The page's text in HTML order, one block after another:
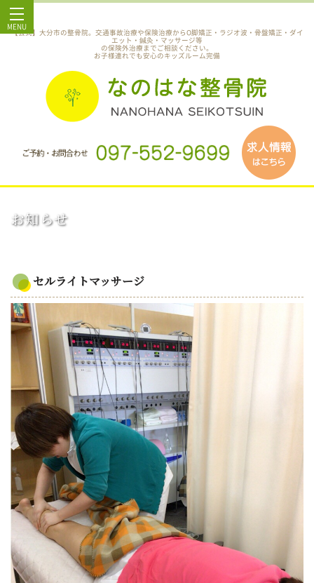
MENU
【公式】大分市の整骨院。交通事故治療や保険治療からO脚矯正・ラジオ波・骨盤矯正・ダイ
エット・鍼灸・マッサージ等
の保険外治療までご相談ください。
お子様連れでも安心のキッズルーム完備
お知らせ
セルライトマッサージ